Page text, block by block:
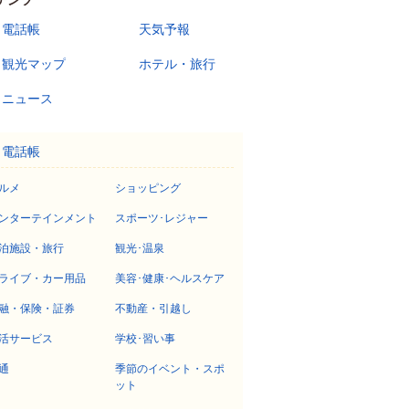
電話帳
天気予報
観光マップ ホテル・旅行
ニュース
電話帳
メ ショッピング
ターテインメント スポーツ･レジャー
施設・旅行 観光･温泉
イブ・カー用品 美容･健康･ヘルスケア
・保険・証券 不動産・引越し
サービス 学校･習い事
季節のイベント・スポ
ット